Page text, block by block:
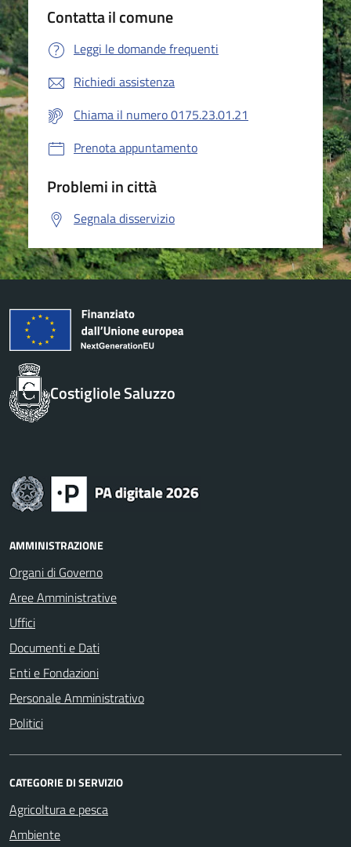
Contatta il comune
Leggi le domande frequenti
Richiedi assistenza
Chiama il numero 0175.23.01.21
Prenota appuntamento
Problemi in città
Segnala disservizio
Costigliole Saluzzo
AMMINISTRAZIONE
Organi di Governo
Aree Amministrative
Uffici
Documenti e Dati
Enti e Fondazioni
Personale Amministrativo
Politici
CATEGORIE DI SERVIZIO
Agricoltura e pesca
Ambiente